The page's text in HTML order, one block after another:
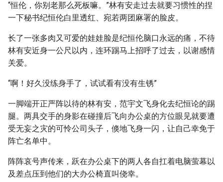
“恒伦，你别老那么死板嘛。”林有安走过去就要习惯性的捏
一下秘书纪恒伦白里透红、宛若两团麻署的脸皮。
长了一张多肉又可爱的娃娃脸是纪恒伦脑口永远的痛，不待
林有安近身一公尺以内，连环踢马上招呼了过去，以谢感情
关爱。
“啊！好久没练身手了，试试看有没有生锈”
一脚端开正严阵以待的林有安，范宇文飞身化去纪恒论的踢
腿。两具交手的身影在碰撞后飞向办公桌的方位眼见就要遭
受无妄之灾的可怜公司头子，倏地飞身一闪，让自己幸免于
阵亡名单中。
阵阵哀号声传来，跃在办公桌下的两人各自扛着电脑萤幕以
及差点压到他们的大办公椅直叫侥幸。